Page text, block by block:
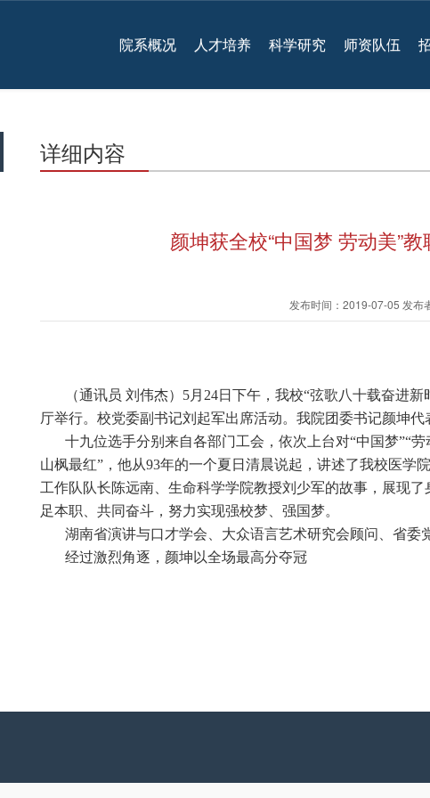
院系概况 人才培养 科学研究 师资队伍
详细内容
颜坤获全校“中国梦 劳动美”
发布时间：2019-07-05 发布
（通讯员 刘伟杰） 5月24日下午，我校“弦歌八十载奋进
厅举行。 校党委副书记刘起军出席活动。我院团委书记颜坤代
十九位选手分别 来自各部门工会 ， 依次上台对“中国梦”“
山枫最红”，他从93年的一个夏日清晨说起，讲述了我校医学
工作队队长陈远南、生命科学学院教授刘少军的故事，展现
足本职、共同奋斗，努力实现强校梦、强国梦。
湖南省演讲与口才学会、大众语言艺术研究会顾问、省委
经过激烈角逐，颜坤以全场最高分夺冠